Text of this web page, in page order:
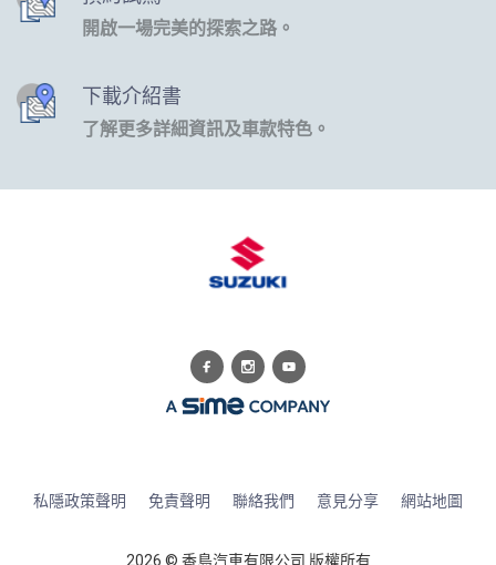
開啟一場完美的探索之路。
下載介紹書
了解更多詳細資訊及車款特色。
私隱政策聲明 免責聲明 聯絡我們 意見分享 網站地圖
2026 © 香島汽車有限公司 版權所有